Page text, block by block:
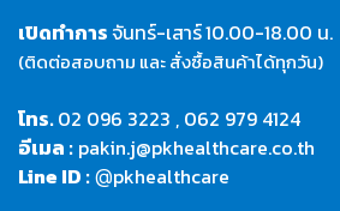
เปิดทำการจันทร์-เสาร์10.00-18.00 น.
(ติดต่อสอบถาม และ สั่งซื้อสินค้าได้ทุกวัน)
โทร.02 096 3223 , 062 979 4124
อีเมล : pakin.j@pkhealthcare.co.th
Line ID : @pkhealthcare